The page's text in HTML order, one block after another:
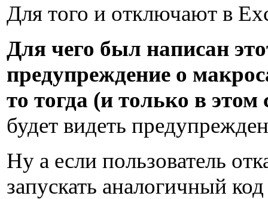
Для того и отключают в
Для чего был написан
предупреждение о
то тогда (и только в этом
будет видеть
Ну а если пользователь
запускать аналогичный